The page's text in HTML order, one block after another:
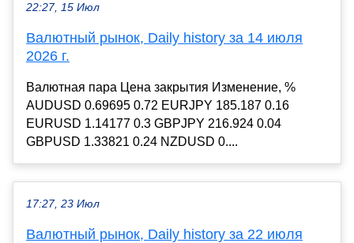
22:27, 15 Июл
Валютный рынок, Daily history за 14 июля
2026 г.
Валютная пара Цена закрытия Изменение, %
AUDUSD 0.69695 0.72 EURJPY 185.187 0.16
EURUSD 1.14177 0.3 GBPJPY 216.924 0.04
GBPUSD 1.33821 0.24 NZDUSD 0....
17:27, 23 Июл
Валютный рынок, Daily history за 22 июля